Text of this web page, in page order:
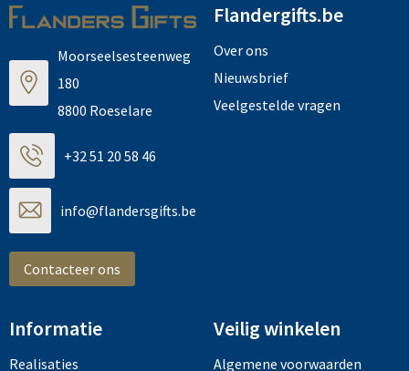
Moorseelsesteenweg
180
8800 Roeselare
+32 51 20 58 46
info@flandersgifts.be
Contacteer ons
Flandergifts.be
Over ons
Nieuwsbrief
Veelgestelde vragen
Informatie
Realisaties
Veilig winkelen
Algemene voorwaarden